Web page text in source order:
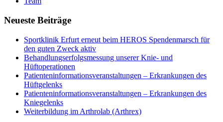
Neueste Beiträge
Sportklinik Erfurt erneut beim HEROS Spendenmarsch für
den guten Zweck aktiv
Behandlungserfolgsmessung unserer Knie- und
Hüftoperationen
Patienteninformationsveranstaltungen – Erkrankungen des
Hüftgelenks
Patienteninformationsveranstaltungen – Erkrankungen des
Kniegelenks
Weiterbildung im Arthrolab (Arthrex)